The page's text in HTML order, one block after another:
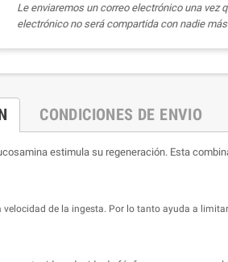
Le enviaremos un correo electrónico una vez
electrónico no será compartida con nadie más.
CONDICIONES DE ENVIO
estimula su regeneración. Esta
de la ingesta. Por lo tanto ayuda a